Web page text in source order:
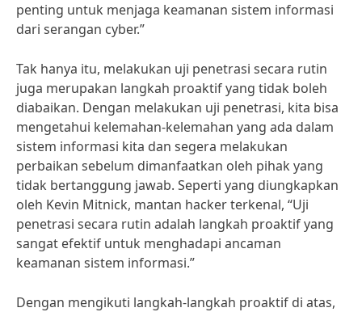
penting untuk menjaga keamanan sistem informasi
dari serangan cyber.”
Tak hanya itu, melakukan uji penetrasi secara rutin
juga merupakan langkah proaktif yang tidak boleh
diabaikan. Dengan melakukan uji penetrasi, kita bisa
mengetahui kelemahan-kelemahan yang ada dalam
sistem informasi kita dan segera melakukan
perbaikan sebelum dimanfaatkan oleh pihak yang
tidak bertanggung jawab. Seperti yang diungkapkan
oleh Kevin Mitnick, mantan hacker terkenal, “Uji
penetrasi secara rutin adalah langkah proaktif yang
sangat efektif untuk menghadapi ancaman
keamanan sistem informasi.”
Dengan mengikuti langkah-langkah proaktif di atas,